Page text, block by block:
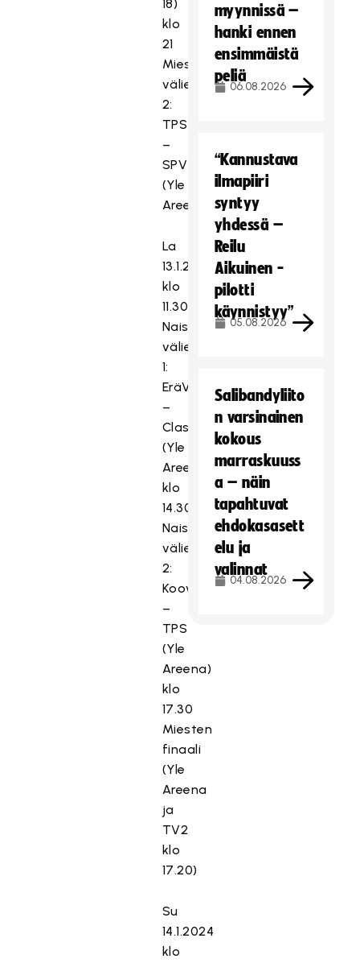
18)
klo
21
Miesten
välierä
2:
TPS
–
SPV
(Yle
Areena)
La
13.1.2024
klo
11.30
Naisten
välierä
1:
EräViikingit
–
Classic
(Yle
Areena)
klo
14.30
Naisten
välierä
2:
Koovee
–
TPS
(Yle
Areena)
klo
17.30
Miesten
finaali
(Yle
Areena
ja
TV2
klo
17.20)
Su
14.1.2024
klo
myynnissä –
hanki ennen
ensimmäistä
peliä
06.08.2026
“Kannustava
ilmapiiri
syntyy
yhdessä –
Reilu
Aikuinen -
pilotti
käynnistyy”
05.08.2026
Salibandyliito
n varsinainen
kokous
marraskuuss
a – näin
tapahtuvat
ehdokasasett
elu ja
valinnat
04.08.2026